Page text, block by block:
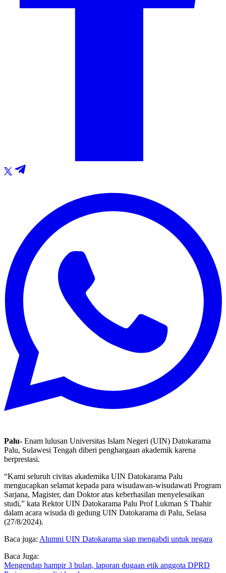
Palu- Enam lulusan Universitas Islam Negeri (UIN) Datokarama
Palu, Sulawesi Tengah diberi penghargaan akademik karena
berprestasi.
“Kami seluruh civitas akademika UIN Datokarama Palu
mengucapkan selamat kepada para wisudawan-wisudawati Program
Sarjana, Magister, dan Doktor atas keberhasilan menyelesaikan
studi,” kata Rektor UIN Datokarama Palu Prof Lukman S Thahir
dalam acara wisuda di gedung UIN Datokarama di Palu, Selasa
(27/8/2024).
Baca juga: Alumni UIN Datokarama siap mengabdi untuk negara
Baca Juga:
Mengendap hampir 3 bulan, laporan dugaan etik anggota DPRD